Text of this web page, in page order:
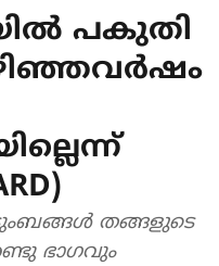
പകുതി
തങ്ങളുടെ
ഭാഗവും